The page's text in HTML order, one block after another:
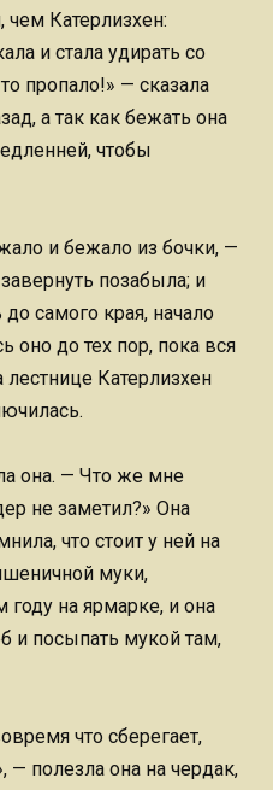
Катерлизхен:
и стала удирать со
пропало!» — сказала
а так как бежать она
чтобы
и бежало из бочки, —
позабыла; и
самого края, начало
оно до тех пор, пока вся
Катерлизхен
она. — Что же мне
не заметил?» Она
что стоит у ней на
муки,
на ярмарке, и она
и посыпать мукой там,
что сберегает,
— полезла она на чердак,